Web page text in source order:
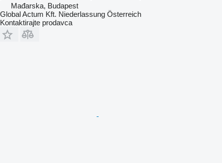
Mađarska, Budapest
Global Actum Kft. Niederlassung Österreich
Kontaktirajte prodavca